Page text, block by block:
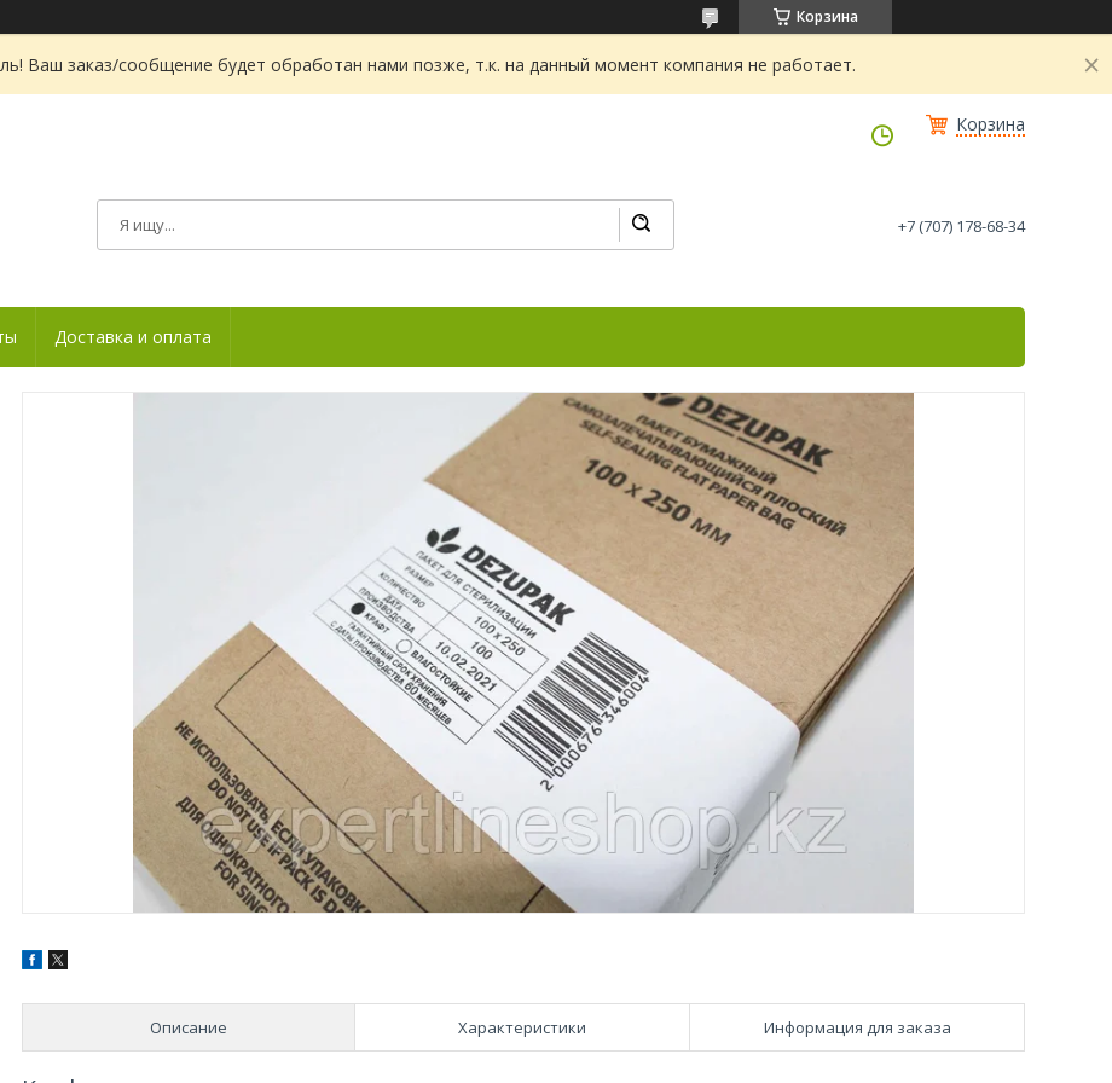
Корзина
Ваш заказ/сообщение будет обработан нами позже, т.к. на данный момент компания не работает.
Корзина
+7 (707) 178-68-34
Доставка и оплата
Описание Характеристики Информация для заказа